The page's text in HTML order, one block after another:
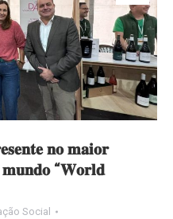
𝐧𝐨 𝐦𝐚𝐢𝐨𝐫
𝐦𝐮𝐧𝐝𝐨 “𝐖𝐨𝐫𝐥𝐝
Social